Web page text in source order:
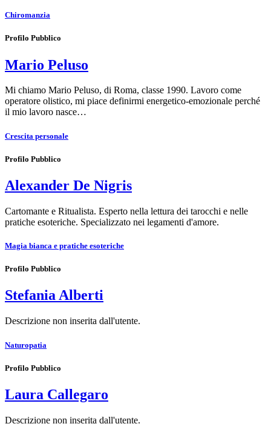
Chiromanzia
Profilo Pubblico
Mario Peluso
Mi chiamo Mario Peluso, di Roma, classe 1990. Lavoro come
operatore olistico, mi piace definirmi energetico-emozionale perché
il mio lavoro nasce…
Crescita personale
Profilo Pubblico
Alexander De Nigris
Cartomante e Ritualista. Esperto nella lettura dei tarocchi e nelle
pratiche esoteriche. Specializzato nei legamenti d'amore.
Magia bianca e pratiche esoteriche
Profilo Pubblico
Stefania Alberti
Descrizione non inserita dall'utente.
Naturopatia
Profilo Pubblico
Laura Callegaro
Descrizione non inserita dall'utente.